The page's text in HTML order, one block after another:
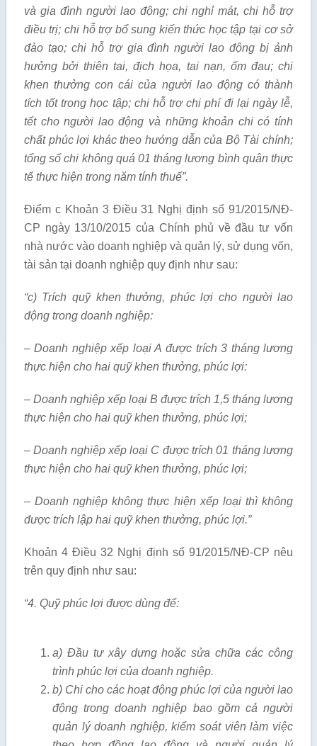
và gia đình người lao động; chi nghỉ mát, chi hỗtrợ
điều trị; chi hỗtrợ bổsung kiến thức học tập tại cơ sở
đào tạo; chi hỗ trợ gia đình người lao động bị ảnh
hưởng bởi thiên tai, địch họa, tai nạn, ốm đau; chi
khen thưởng con cái của người lao động có thành
tích tốttrong học tập; chi hỗ trợ chi phí đi lại ngày lễ,
tết cho người lao động và những khoản chi có tính
chất phúc lợi khác theo hướng dẫn của Bộ Tài chính;
tổng số chi không quá 01 tháng lương bình quân thực
tế thực hiện trong năm tính thuế”.
Điểm c Khoản 3 Điều 31 Nghị định số 91/2015/NĐ-
CP ngày 13/10/2015 của Chính phủ về đầu tư vốn
nhà nước vào doanh nghiệp và quản lý, sử dụng vốn,
tài sản tại doanh nghiệp quy định như sau:
“c) Trích quỹ khen thưởng, phúc lợi cho người lao
động trong doanh nghiệp:
– Doanh nghiệp xếp loại Ađược trích 3 tháng lương
thực hiện cho hai quỹ khen thưởng, phúc lợi:
– Doanh nghiệp xếp loại B được trích 1,5 tháng lương
thực hiện cho hai quỹkhen thưởng, phúc lợi;
– Doanh nghiệp xếp loại C được trích 01 tháng lương
thực hiện cho hai quỹ khen thưởng, phúc lợi;
– Doanh nghiệp không thực hiện xếp loại thì không
được trích lập hai quỹ khen thưởng, phúc lợi.”
Khoản 4 Điều 32 Nghị định số 91/2015/NĐ-CP nêu
trên quy định như sau:
“4. Quỹ phúc lợi được dùng để:
a) Đầu tư xây dựng hoặc sửa chữa các công
trình phúc lợi của doanh nghiệp.
b) Chi cho các hoạt động phúc lợi của người lao
động trong doanh nghiệp bao gồm cả người
quản lý doanh nghiệp, kiểm soát viên làm việc